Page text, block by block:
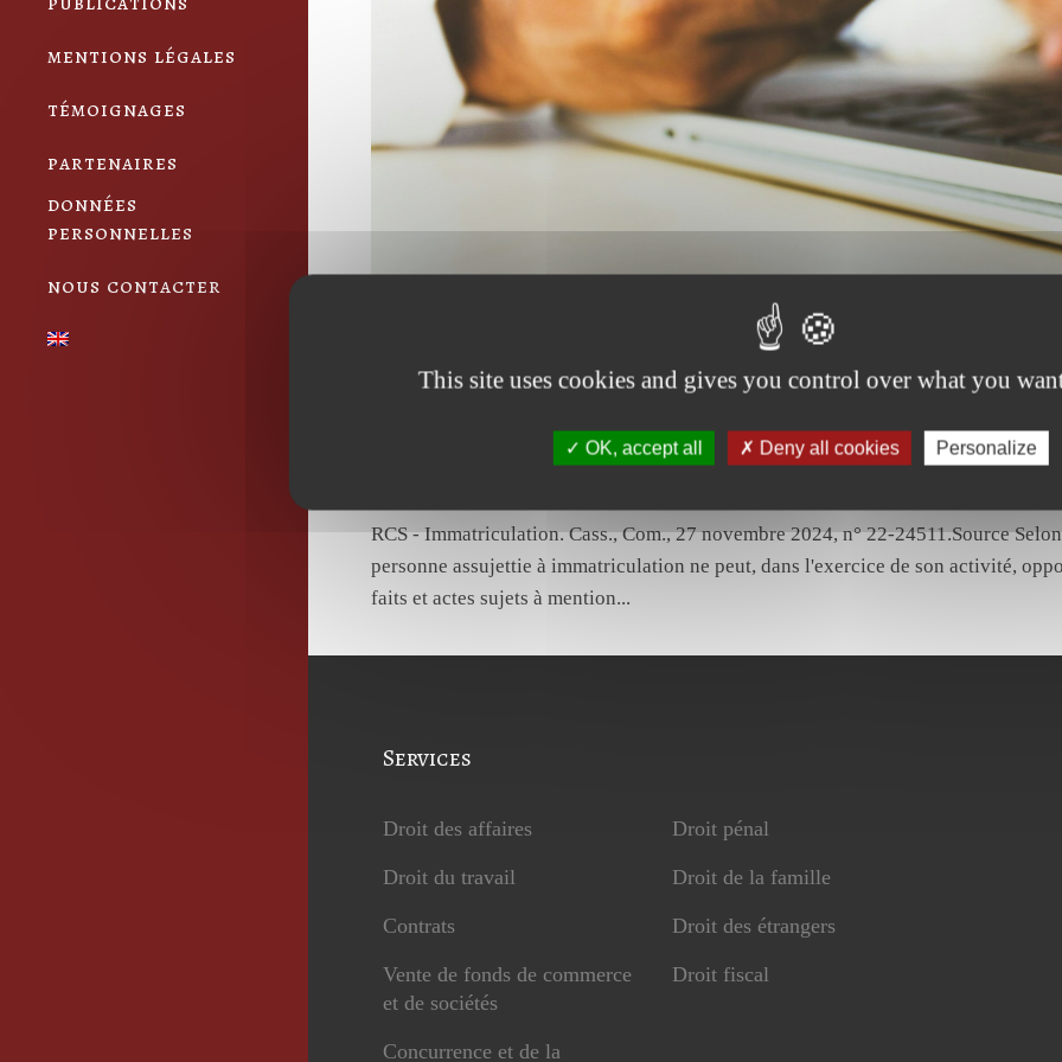
mentions légales
témoignages
partenaires
données
personnelles
nous contacter
Droit commercial et des affaires –
RCS - Immatriculation. Cass., Com., 27 novembre 2024, n° 22-24511.Source
personne assujettie à immatriculation ne peut, dans l'exercice de son activité,
faits et actes sujets à mention...
Services
Droit des affaires
Droit du travail
Contrats
Vente de fonds de commerce
et de sociétés
Concurrence et de la
Droit pénal
Droit de la famille
Droit des étrangers
Droit fiscal
This site uses cookies and gives you control over what you
OK, accept all Deny all cookies Personalize